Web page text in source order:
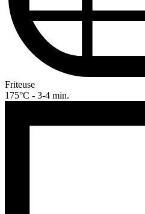
Friteuse
175°C - 3-4 min.